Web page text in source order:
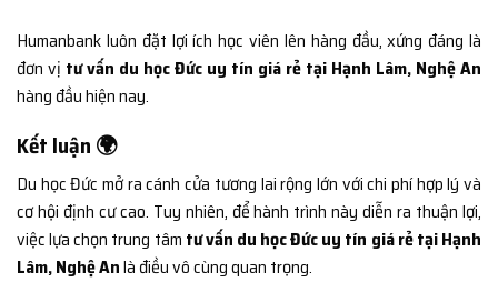
Humanbank luôn đặt lợi ích học viên lên hàng đầu, xứng đáng là
đơn vị tư vấn du học Đức uy tín giá rẻ tại Hạnh Lâm, Nghệ An
hàng đầu hiện nay.
Kết luận 🌍
Du học Đức mở ra cánh cửa tương lai rộng lớn với chi phí hợp lý và
cơ hội định cư cao. Tuy nhiên, để hành trình này diễn ra thuận lợi,
việc lựa chọn trung tâm tư vấn du học Đức uy tín giá rẻ tại Hạnh
Lâm, Nghệ Anlà điều vô cùng quan trọng.